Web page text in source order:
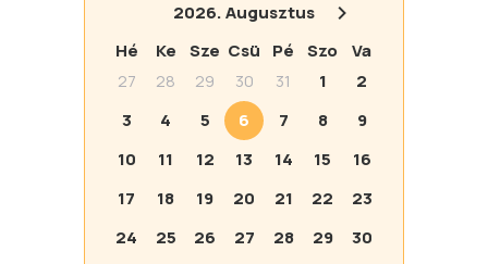
2026.Augusztus
Hé
Ke Sze Csü Pé Szo
Va
27
28 29 30 31 1
2
3
4 5 6 7 8
9
10
11 12 13 14 15
16
17
18 19 20 21 22
23
24
25 26 27 28 29
30